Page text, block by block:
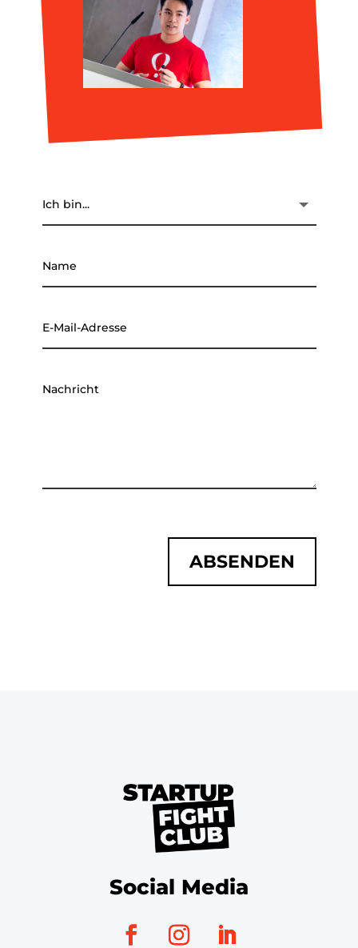
ABSENDEN
Social Media